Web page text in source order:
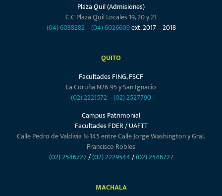
Plaza Quil (Admisiones)
C.C Plaza Quil Locales 19, 20 y 21
(04) 6038282–(04) 6026609ext. 2017 – 2018
QUITO
Facultades FING, FSCF
La Coruña N26-95 y San Ignacio
(02) 2221572–(02) 2527790
Campus Patrimonial
Facultades FDER / UAFTT
Calle Pedro de Valdivia N-145 entre Calle Jorge Washington y Gral.
Francisco Robles
(02) 2546727/(02) 2229544/(02) 2546727
MACHALA